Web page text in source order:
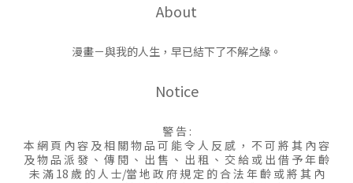
About
漫畫－與我的人生，早已結下了不解之緣。
Notice
警 告 :
本 網 頁 內 容 及 相 關 物 品 可 能 令 人 反 感 ， 不 可 將 其 內 容
及 物 品 派 發 、 傳 閱 、 出 售 、 出 租 、 交 給 或 出 借 予 年 齡
未 滿 18 歲 的 人 士/當 地 政 府 規 定 的 合 法 年 齡 或 將 其 內